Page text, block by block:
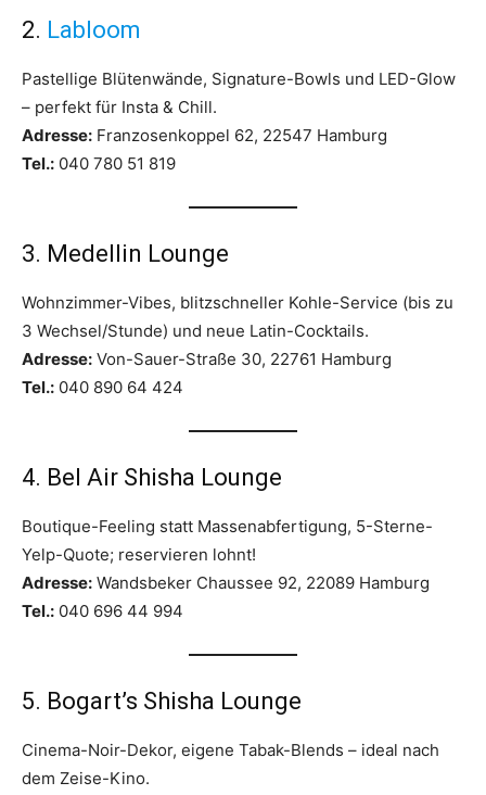
2. Labloom
Pastellige Blütenwände, Signature-Bowls und LED-Glow
– perfekt für Insta & Chill.
Adresse: Franzosenkoppel 62, 22547 Hamburg
Tel.: 040 780 51 819
3. Medellin Lounge
Wohnzimmer-Vibes, blitzschneller Kohle-Service (bis zu
3 Wechsel/Stunde) und neue Latin-Cocktails.
Adresse: Von-Sauer-Straße 30, 22761 Hamburg
Tel.: 040 890 64 424
4. Bel Air Shisha Lounge
Boutique-Feeling statt Massenabfertigung, 5-Sterne-
Yelp-Quote; reservieren lohnt!
Adresse: Wandsbeker Chaussee 92, 22089 Hamburg
Tel.: 040 696 44 994
5. Bogart’s Shisha Lounge
Cinema-Noir-Dekor, eigene Tabak-Blends – ideal nach
dem Zeise-Kino.